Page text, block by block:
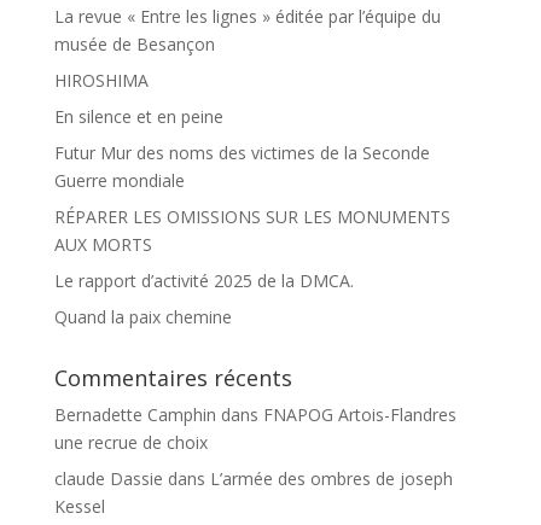
La revue « Entre les lignes » éditée par l’équipe du
musée de Besançon
HIROSHIMA
En silence et en peine
Futur Mur des noms des victimes de la Seconde
Guerre mondiale
RÉPARER LES OMISSIONS SUR LES MONUMENTS
AUX MORTS
Le rapport d’activité 2025 de la DMCA.
Quand la paix chemine
Commentaires récents
Bernadette Camphin dans FNAPOG Artois-Flandres
une recrue de choix
claude Dassie dans L’armée des ombres de joseph
Kessel